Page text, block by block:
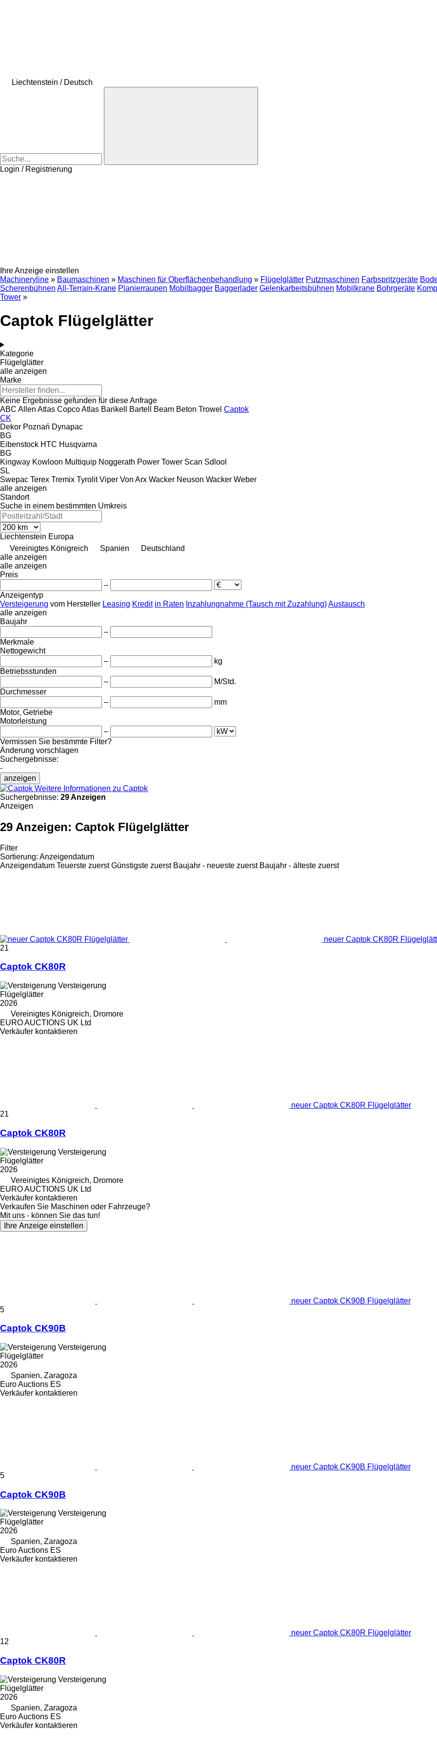
Liechtenstein / Deutsch
Login / Registrierung
Ihre Anzeige einstellen
Machineryline » Baumaschinen » Maschinen für Oberflächenbehandlung » Flügelglätter Putzmaschinen Farbspritzgeräte
Scherenbühnen All-Terrain-Krane Planierraupen Mobilbagger Baggerlader Gelenkarbeitsbühnen Mobilkrane Bohrgeräte
Tower »
Captok Flügelglätter
Kategorie
Flügelglätter
alle anzeigen
Marke
Keine Ergebnisse gefunden für diese Anfrage
ABC Allen Atlas CopcoAtlas Barikell Bartell Beam Beton Trowel Captok
CK
Dekor Poznań Dynapac
BG
Eibenstock HTC Husqvarna
BG
Kingway Kowloon Multiquip Noggerath Power Tower Scan Sdlool
SL
Swepac Terex Tremix Tyrolit Viper Von Arx Wacker Neuson Wacker Weber
alle anzeigen
Standort
Suche in einem bestimmten Umkreis
Liechtenstein Europa
Vereinigtes Königreich
Spanien
Deutschland
alle anzeigen
alle anzeigen
Preis
–
Anzeigentyp
Versteigerung vom Hersteller Leasing Kredit in Raten Inzahlungnahme (Tausch mit Zuzahlung)Austausch
alle anzeigen
Baujahr
–
Merkmale
Nettogewicht
–
kg
Betriebsstunden
–
M/Std.
Durchmesser
–
mm
Motor, Getriebe
Motorleistung
–
Vermissen Sie bestimmte Filter?
Änderung vorschlagen
Suchergebnisse:
-
anzeigen
Weitere Informationen zu Captok
Suchergebnisse: 29 Anzeigen
Anzeigen
29 Anzeigen: Captok Flügelglätter
Filter
Sortierung: Anzeigendatum
Anzeigendatum Teuerste zuerst Günstigste zuerst Baujahr - neueste zuerst Baujahr - älteste zuerst
neuer Captok CK80R
21
Captok CK80R
Versteigerung
Flügelglätter
2026
Vereinigtes Königreich, Dromore
EURO AUCTIONS UK Ltd
Verkäufer kontaktieren
neuer Captok CK80R Flügelglätter
21
Captok CK80R
Versteigerung
Flügelglätter
2026
Vereinigtes Königreich, Dromore
EURO AUCTIONS UK Ltd
Verkäufer kontaktieren
Verkaufen Sie Maschinen oder Fahrzeuge?
Mit uns - können Sie das tun!
Ihre Anzeige einstellen
neuer Captok CK90B Flügelglätter
5
Captok CK90B
Versteigerung
Flügelglätter
2026
Spanien, Zaragoza
Euro Auctions ES
Verkäufer kontaktieren
neuer Captok CK90B Flügelglätter
5
Captok CK90B
Versteigerung
Flügelglätter
2026
Spanien, Zaragoza
Euro Auctions ES
Verkäufer kontaktieren
neuer Captok CK80R Flügelglätter
12
Captok CK80R
Versteigerung
Flügelglätter
2026
Spanien, Zaragoza
Euro Auctions ES
Verkäufer kontaktieren